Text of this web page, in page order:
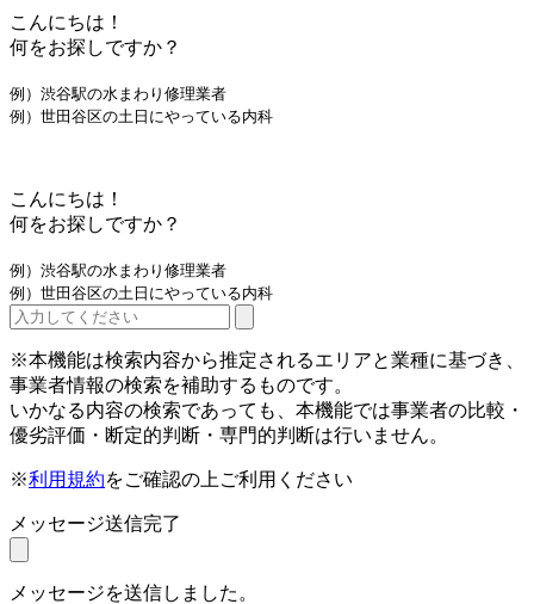
こんにちは！
何をお探しですか？
例）渋谷駅の水まわり修理業者
例）世田谷区の土日にやっている内科
こんにちは！
何をお探しですか？
例）渋谷駅の水まわり修理業者
例）世田谷区の土日にやっている内科
※本機能は検索内容から推定されるエリアと業種に基づき、
事業者情報の検索を補助するものです。
いかなる内容の検索であっても、本機能では事業者の比較・
優劣評価・断定的判断・専門的判断は行いません。
※利用規約をご確認の上ご利用ください
メッセージ送信完了
メッセージを送信しました。